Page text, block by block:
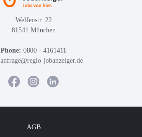
Welfenstr. 22
81541 München
Phone: 0800 - 4161411
anfrage@regio-jobanzeiger.de
AGB